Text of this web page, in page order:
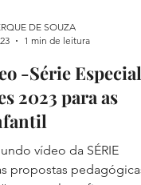
DE SOUZA
1 min de leitura
-Série Especial
2023 para as
vídeo da SÉRIE
propostas pedagógicas